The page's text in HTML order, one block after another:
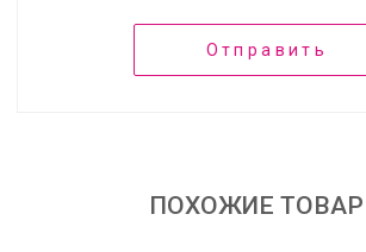
Отправить
ПОХОЖИЕ